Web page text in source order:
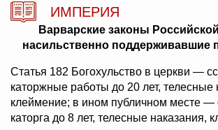
ИМПЕРИЯ
Варварские законы
насильственно поддерживавшие
Статья 182 Богохульство в церкви —
каторжные работы до 20 лет, телесные
клеймение; в ином публичном месте —
каторга до 8 лет, телесные наказания,